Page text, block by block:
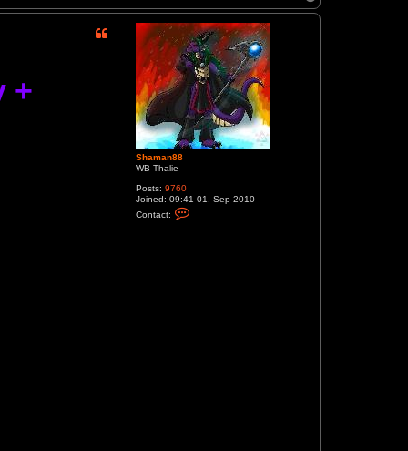
n
8
8
o
p
Shaman88
WB Thalie
Posts: 9760
Joined: 09:41 01. Sep 2010
Contact:
+